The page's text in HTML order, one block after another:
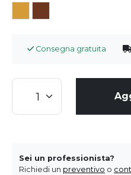
Consegna gratuita
Sei un professionista?
Richiedi un preventivo o